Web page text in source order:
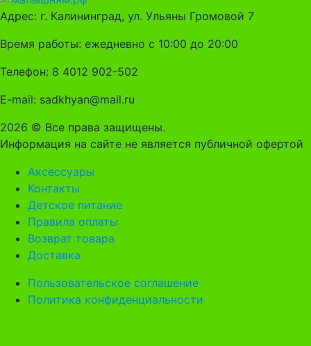
Адрес: г. Калининград, ул. Ульяны Громовой 7
Время работы: ежедневно с 10:00 до 20:00
Телефон: 8 4012 902-502
E-mail: sadkhyan@mail.ru
2026 © Все права защищены.
Информация на сайте не является публичной офертой
Аксессуары
Контакты
Детское питание
Правила оплаты
Возврат товара
Доставка
Пользовательское соглашение
Политика конфиденциальности